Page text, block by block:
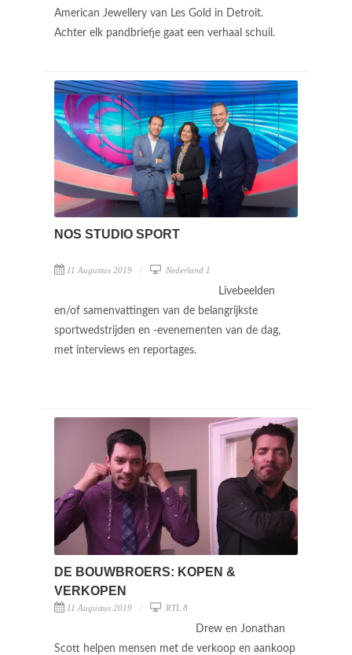
American Jewellery van Les Gold in Detroit.
Achter elk pandbriefje gaat een verhaal schuil.
NOS STUDIO SPORT
11 Augustus 2019 Nederland 1
Livebeelden
en/of samenvattingen van de belangrijkste
sportwedstrijden en -evenementen van de dag,
met interviews en reportages.
DE BOUWBROERS: KOPEN &
VERKOPEN
11 Augustus 2019 RTL 8
Drew en Jonathan
Scott helpen mensen met de verkoop en aankoop